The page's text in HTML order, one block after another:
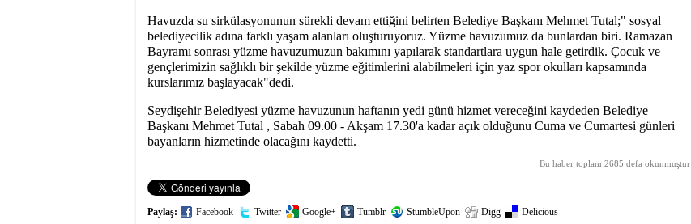
Havuzda su sirkülasyonunun sürekli devam ettiğini belirten Belediye Başkanı Mehmet Tutal;" sosyal
belediyecilik adına farklı yaşam alanları oluşturuyoruz. Yüzme havuzumuz da bunlardan biri. Ramazan
Bayramı sonrası yüzme havuzumuzun bakımını yapılarak standartlara uygun hale getirdik. Çocuk ve
gençlerimizin sağlıklı bir şekilde yüzme eğitimlerini alabilmeleri için yaz spor okulları kapsamında
kurslarımız başlayacak"dedi.
Seydişehir Belediyesi yüzme havuzunun haftanın yedi günü hizmet vereceğini kaydeden Belediye
Başkanı Mehmet Tutal , Sabah 09.00 - Akşam 17.30'a kadar açık olduğunu Cuma ve Cumartesi günleri
bayanların hizmetinde olacağını kaydetti.
Bu haber toplam 2685 defa okunmuştur
Paylaş: Facebook Twitter Google+ Tumblr StumbleUpon Digg Delicious